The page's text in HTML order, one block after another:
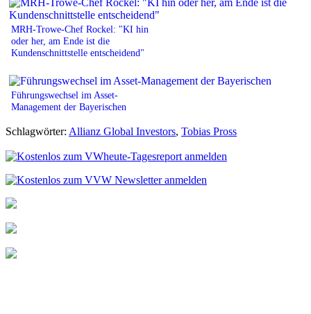
MRH-Trowe-Chef Rockel: "KI hin
oder her, am Ende ist die
Kundenschnittstelle entscheidend"
Führungswechsel im Asset-
Management der Bayerischen
Schlagwörter: Allianz Global Investors, Tobias Pross